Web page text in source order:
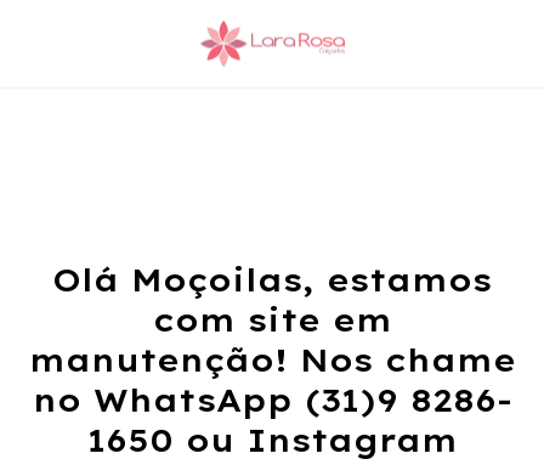
Olá Moçoilas, estamos
com site em
manutenção! Nos chame
no WhatsApp (31)9 8286-
1650 ou Instagram